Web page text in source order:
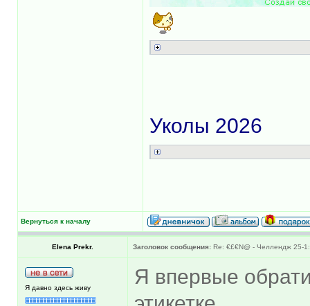
Уколы 2026
Вернуться к началу
Elena Prekr. Заголовок сообщения: Re: €£€N@ - Челлендж 25-
Я давно здесь живу
Я впервые